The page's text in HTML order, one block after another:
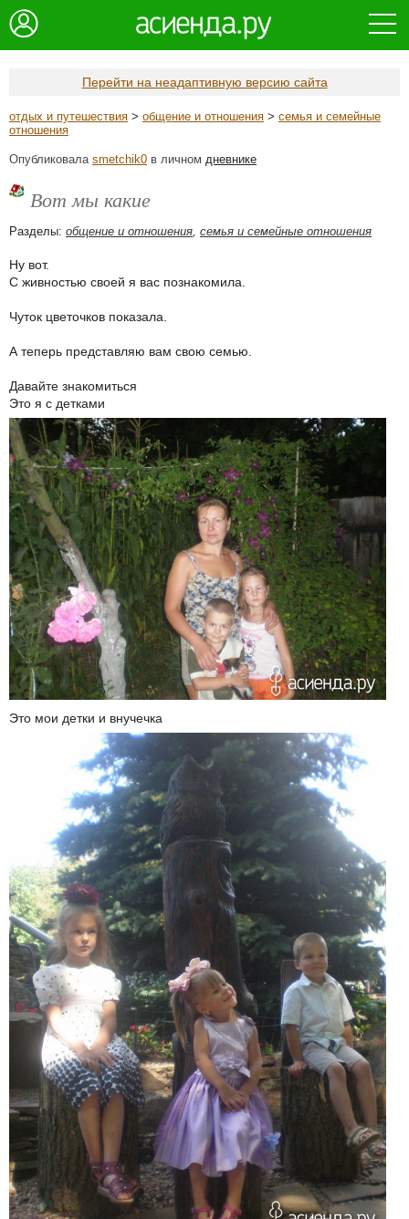
Перейти на неадаптивную версию сайта
отдых и путешествия > общение и отношения > семья и семейные
отношения
Опубликовала smetchik0 в личном дневнике
Вот мы какие
Разделы: общение и отношения, семья и семейные отношения
Ну вот.
С живностью своей я вас познакомила.
Чуток цветочков показала.
А теперь представляю вам свою семью.
Давайте знакомиться
Это я с детками
Это мои детки и внучечка